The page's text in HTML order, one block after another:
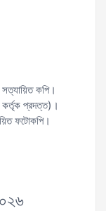
কপি।
কর্তৃক প্রদত্ত)।
ফটোকপি।